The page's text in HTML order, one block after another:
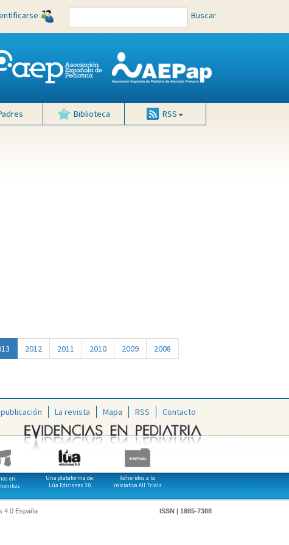
Buscar
Biblioteca RSS
(
a
u
a
)
2012 2011 2010 2009
2008
La revista Mapa RSS Contacto
en:
Una plataforma de:
Lúa Ediciones 3.0
Adheridos a la
iniciativa All Trials
4.0 España ISSN | 1885-7388